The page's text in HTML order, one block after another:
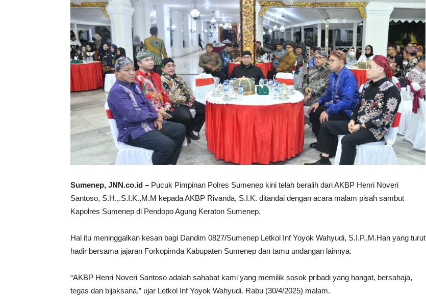
Sumenep, JNN.co.id – Pucuk Pimpinan Polres Sumenep kini telah beralih dari AKBP Henri Noveri
Santoso, S.H.,.S.I.K.,M.M kepada AKBP Rivanda, S.I.K. ditandai dengan acara malam pisah sambut
Kapolres Sumenep di Pendopo Agung Keraton Sumenep.
Hal itu meninggalkan kesan bagi Dandim 0827/Sumenep Letkol Inf Yoyok Wahyudi, S.I.P.,M.Han yang turut
hadir bersama jajaran Forkopimda Kabupaten Sumenep dan tamu undangan lainnya.
“AKBP Henri Noveri Santoso adalah sahabat kami yang memilik sosok pribadi yang hangat, bersahaja,
tegas dan bijaksana,” ujar Letkol Inf Yoyok Wahyudi. Rabu (30/4/2025) malam.